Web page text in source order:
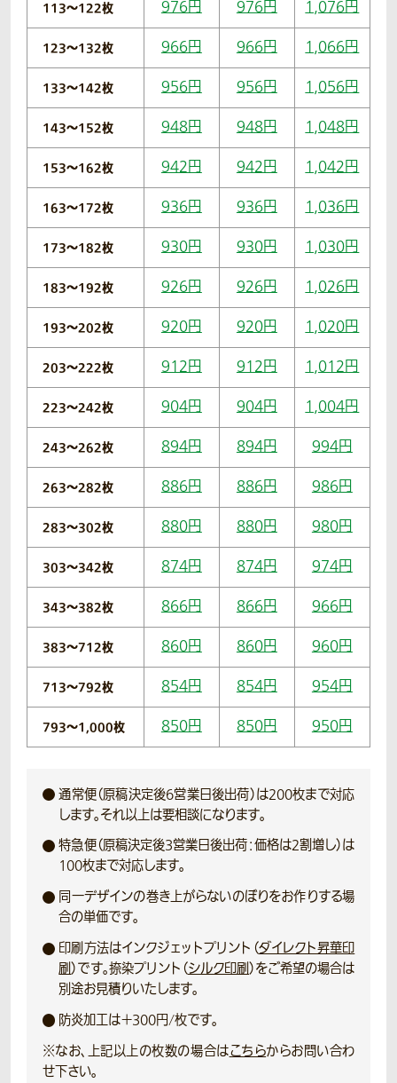
113〜122枚 976円 976円 1,076円
123〜132枚 966円 966円 1,066円
133〜142枚 956円 956円 1,056円
143〜152枚 948円 948円 1,048円
153〜162枚 942円 942円 1,042円
163〜172枚 936円 936円 1,036円
173〜182枚 930円 930円 1,030円
183〜192枚 926円 926円 1,026円
193〜202枚 920円 920円 1,020円
203〜222枚 912円 912円 1,012円
223〜242枚 904円 904円 1,004円
243〜262枚 894円 894円 994円
263〜282枚 886円 886円 986円
283〜302枚 880円 880円 980円
303〜342枚 874円 874円 974円
343〜382枚 866円 866円 966円
383〜712枚 860円 860円 960円
713〜792枚 854円 854円 954円
793〜1,000枚 850円 850円 950円
通常便（原稿決定後6営業日後出荷）は200枚まで対応
します。それ以上は要相談になります。
特急便（原稿決定後3営業日後出荷：価格は2割増し）は
100枚まで対応します。
同一デザインの巻き上がらないのぼりをお作りする場
合の単価です。
印刷方法はインクジェットプリント（ダイレクト昇華印
刷）です。捺染プリント（シルク印刷）をご希望の場合は
別途お見積りいたします。
防炎加工は＋300円/枚です。
※なお、上記以上の枚数の場合はこちらからお問い合わ
せ下さい。